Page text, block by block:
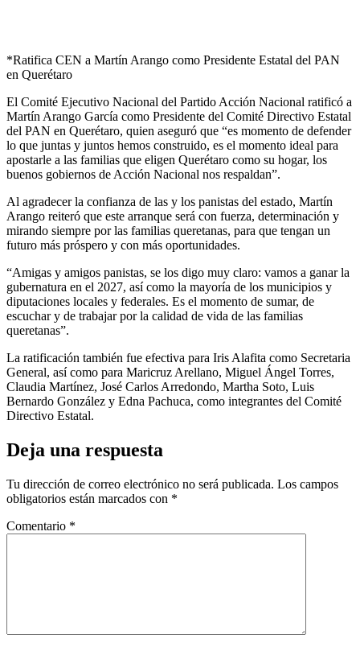
*Ratifica CEN a Martín Arango como Presidente Estatal del PAN
en Querétaro
El Comité Ejecutivo Nacional del Partido Acción Nacional ratificó a
Martín Arango García como Presidente del Comité Directivo Estatal
del PAN en Querétaro, quien aseguró que “es momento de defender
lo que juntas y juntos hemos construido, es el momento ideal para
apostarle a las familias que eligen Querétaro como su hogar, los
buenos gobiernos de Acción Nacional nos respaldan”.
Al agradecer la confianza de las y los panistas del estado, Martín
Arango reiteró que este arranque será con fuerza, determinación y
mirando siempre por las familias queretanas, para que tengan un
futuro más próspero y con más oportunidades.
“Amigas y amigos panistas, se los digo muy claro: vamos a ganar la
gubernatura en el 2027, así como la mayoría de los municipios y
diputaciones locales y federales. Es el momento de sumar, de
escuchar y de trabajar por la calidad de vida de las familias
queretanas”.
La ratificación también fue efectiva para Iris Alafita como Secretaria
General, así como para Maricruz Arellano, Miguel Ángel Torres,
Claudia Martínez, José Carlos Arredondo, Martha Soto, Luis
Bernardo González y Edna Pachuca, como integrantes del Comité
Directivo Estatal.
Deja una respuesta
Tu dirección de correo electrónico no será publicada. Los campos
obligatorios están marcados con *
Comentario *